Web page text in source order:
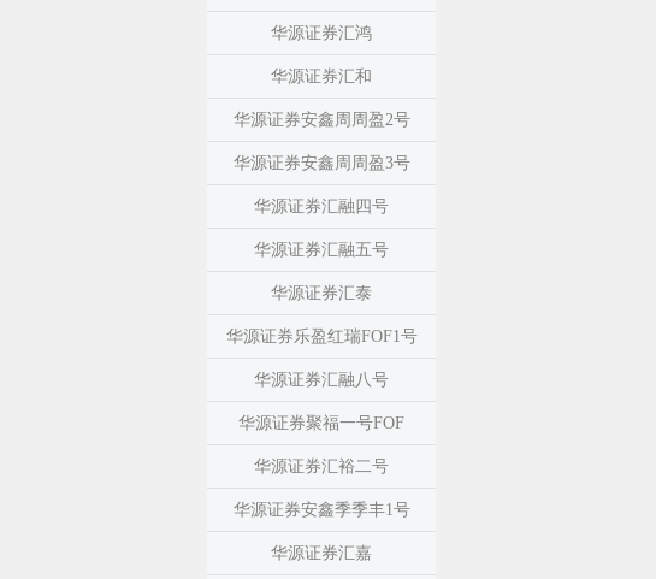
华源证券汇鸿
华源证券汇和
华源证券安鑫周周盈2号
华源证券安鑫周周盈3号
华源证券汇融四号
华源证券汇融五号
华源证券汇泰
华源证券乐盈红瑞FOF1号
华源证券汇融八号
华源证券聚福一号FOF
华源证券汇裕二号
华源证券安鑫季季丰1号
华源证券汇嘉